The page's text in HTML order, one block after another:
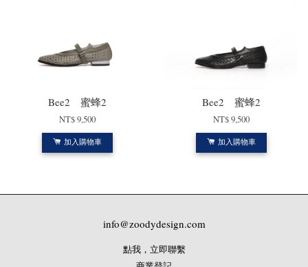
Bee2 蜜蜂2
NT$ 9,500
加入購物車
Bee2 蜜蜂2
NT$ 9,500
加入購物車
info@zoodydesign.com
點我，立即聯繫